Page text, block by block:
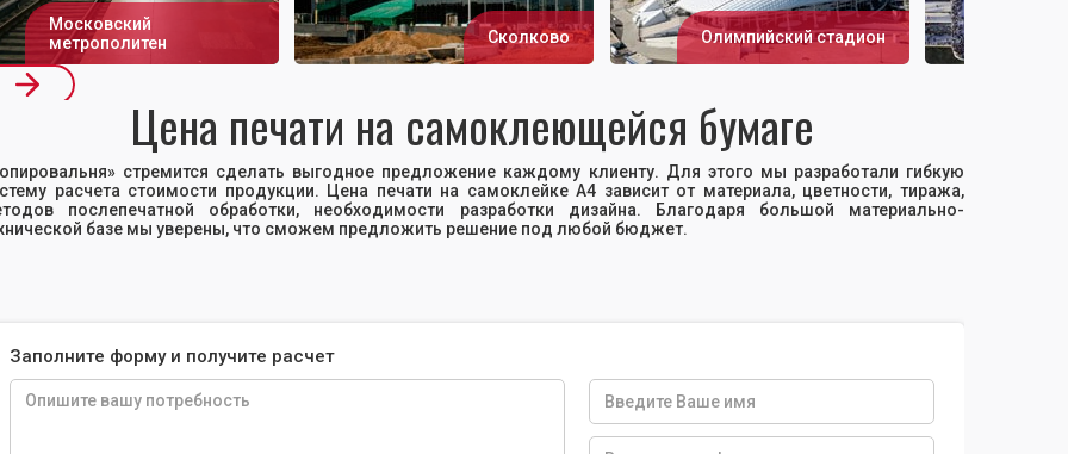
Московский
метрополитен
Сколково Олимпийский стадион
Цена печати на самоклеющейся бумаге
стремится сделать выгодное предложение каждому клиенту. Для этого мы разработали гибкую
расчета стоимости продукции. Цена печати на самоклейке А4 зависит от материала, цветности, тиража,
послепечатной обработки, необходимости разработки дизайна. Благодаря большой материально-
базе мы уверены, что сможем предложить решение под любой бюджет.
Заполните форму и получите расчет